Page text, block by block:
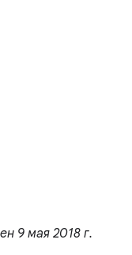
9 мая 2018 г.